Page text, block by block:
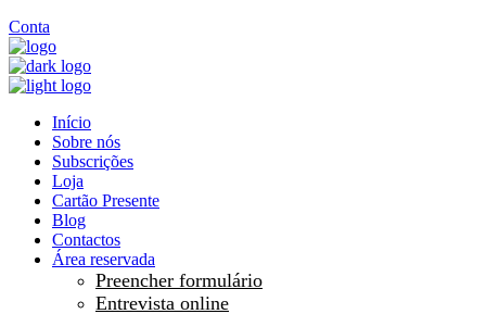
Conta
Início
Sobre nós
Subscrições
Loja
Cartão Presente
Blog
Contactos
Área reservada
Preencher formulário
Entrevista online